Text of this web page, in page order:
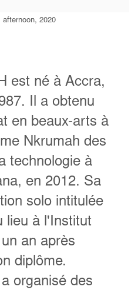
afternoon, 2020
est né à Accra,
Il a obtenu
en beaux-arts à
Nkrumah des
technologie à
en 2012. Sa
solo intitulée
lieu à l'Institut
an après
diplôme.
organisé des